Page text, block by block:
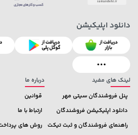
لینک های مفید
پنل فروشندگان سیتی مهر
دانلود اپلیکیشن فروشندگان
راهنمای فروشندگان و ثبت تیکت
درباره ما
قوانین
ارتباط با ما
روش های
دانلود اپلیکیشن